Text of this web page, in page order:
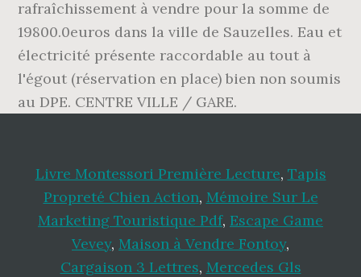
Livre Montessori Première Lecture, Tapis
Propreté Chien Action, Mémoire Sur Le
Marketing Touristique Pdf, Escape Game
Vevey, Maison à Vendre Fontoy,
Cargaison 3 Lettres, Mercedes Gls